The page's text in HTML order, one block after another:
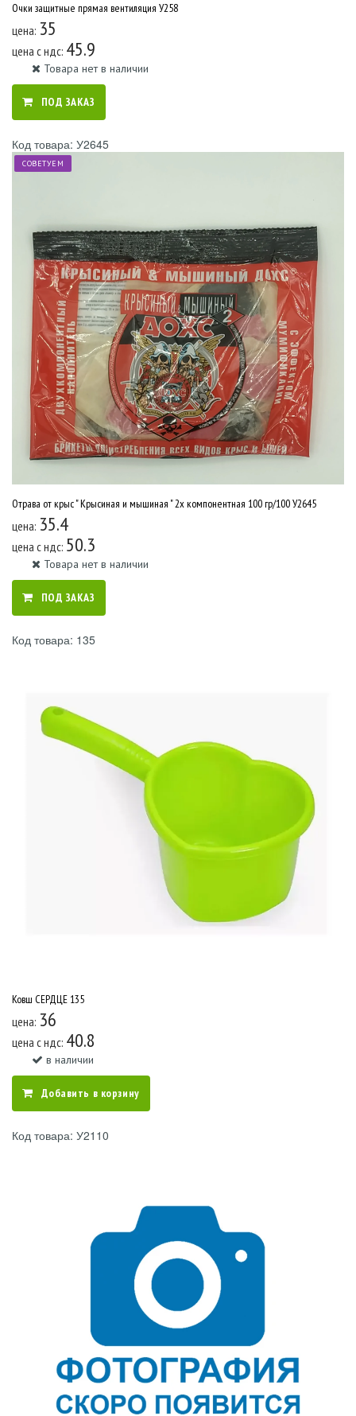
Очки защитные прямая вентиляция У258
цена: 35
цена c ндс: 45.9
Товара нет в наличии
ПОД ЗАКАЗ
Код товара: У2645
СОВЕТУЕМ
Отрава от крыс " Крысиная и мышиная " 2х компонентная 100 гр/100 У2645
цена: 35.4
цена c ндс: 50.3
Товара нет в наличии
ПОД ЗАКАЗ
Код товара: 135
Ковш СЕРДЦЕ 135
цена: 36
цена c ндс: 40.8
в наличии
Добавить в корзину
Код товара: У2110